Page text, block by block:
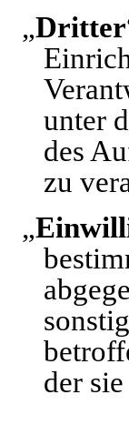
„Dritter
unter
des
zu
„
der